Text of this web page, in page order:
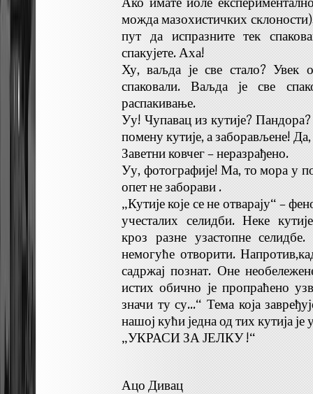
можда мазохистичких
пут да испразните тек
спакујете. Аха!
Ху, ваљда је све стало? Увек
спаковали. Ваљда је све
распакивање.
Уу! Чупавац из кутије? Пандора?
помену кутије, а заборављене!
Заветни ковчег – неразрађено.
Уу, фотографије! Ма, то мора у
опет не заборави .
„Кутије које се не отварају“ –
учесталих селидби. Неке
кроз разне узастопне
немогуће отворити.
садржај познат. Оне
истих обично је пропраћено
значи ту су…“ Тема која
нашој кући једна од тих кутија је
„УКРАСИ ЗА ЈЕЛКУ !“
Ацо Дивац